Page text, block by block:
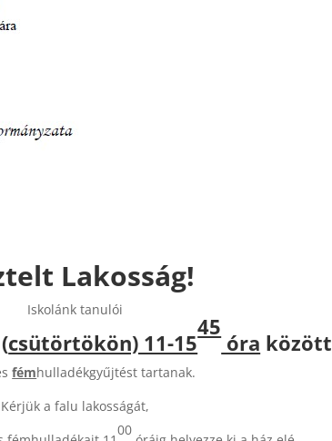
Lakosság!
Iskolánk tanulói
csütörtökön) 11-15
45
óra között
fémhulladékgyűjtést tartanak.
Kérjük a falu lakosságát,
00